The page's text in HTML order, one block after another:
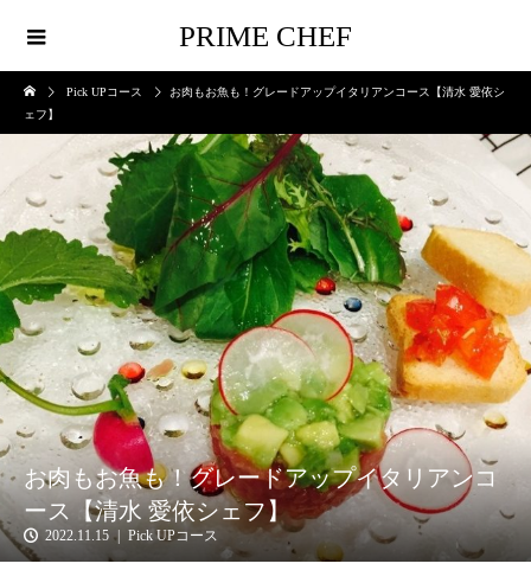
PRIME CHEF
Pick UPコース
お肉もお魚も！グレードアップイタリアンコース【清水 愛依シ
ェフ】
お肉もお魚も！グレードアップイタリアンコ
ース【清水 愛依シェフ】
2022.11.15 Pick UPコース